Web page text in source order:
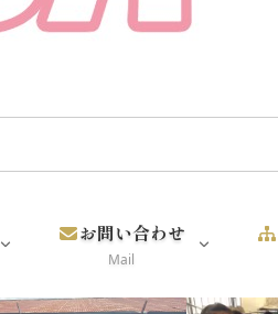
お問い合わせ
Mail